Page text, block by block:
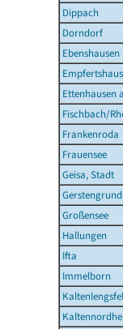
Dippach
Dorndorf
Ebenshausen
Ettenhausen
Fischbach/
Frankenroda
Frauensee
Geisa, Stadt
Gerstengrund
Großensee
Hallungen
Ifta
Immelborn